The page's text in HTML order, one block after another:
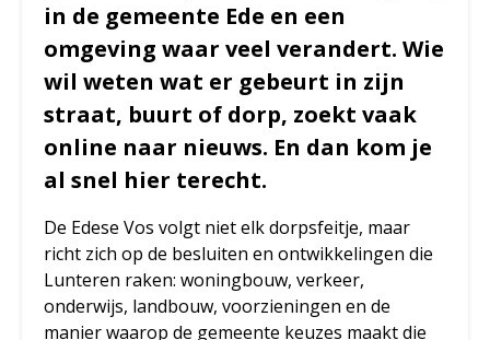
in de gemeente Ede en een
omgeving waar veel verandert. Wie
wil weten wat er gebeurt in zijn
straat, buurt of dorp, zoekt vaak
online naar nieuws. En dan kom je
al snel hier terecht.
De Edese Vos volgt niet elk dorpsfeitje, maar
richt zich op de besluiten en ontwikkelingen die
Lunteren raken: woningbouw, verkeer,
onderwijs, landbouw, voorzieningen en de
manier waarop de gemeente keuzes maakt die